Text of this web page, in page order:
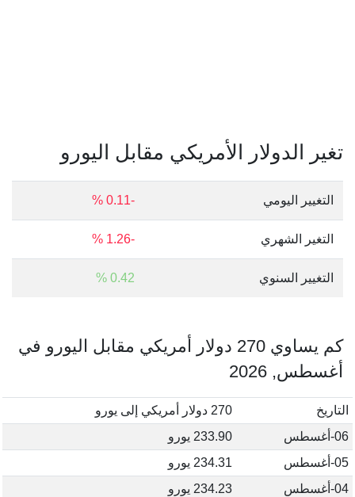
تغير الدولار الأمريكي مقابل اليورو
التغيير اليومي -0.11 %
التغير الشهري -1.26 %
التغيير السنوي 0.42 %
كم يساوي 270 دولار أمريكي مقابل اليورو في
أغسطس, 2026
التاريخ
270 دولار أمريكي إلى يورو
06-أغسطس
233.90 يورو
05-أغسطس
234.31 يورو
04-أغسطس
234.23 يورو